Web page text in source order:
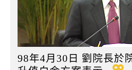
98年4月30日 劉院長於